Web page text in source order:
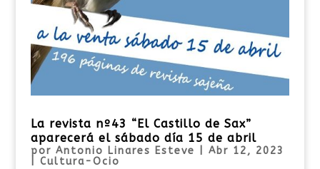
La revista nº43 “El Castillo de Sax”
aparecerá el sábado día 15 de abril
por Antonio Linares Esteve
Abr 12, 2023
Cultura-Ocio